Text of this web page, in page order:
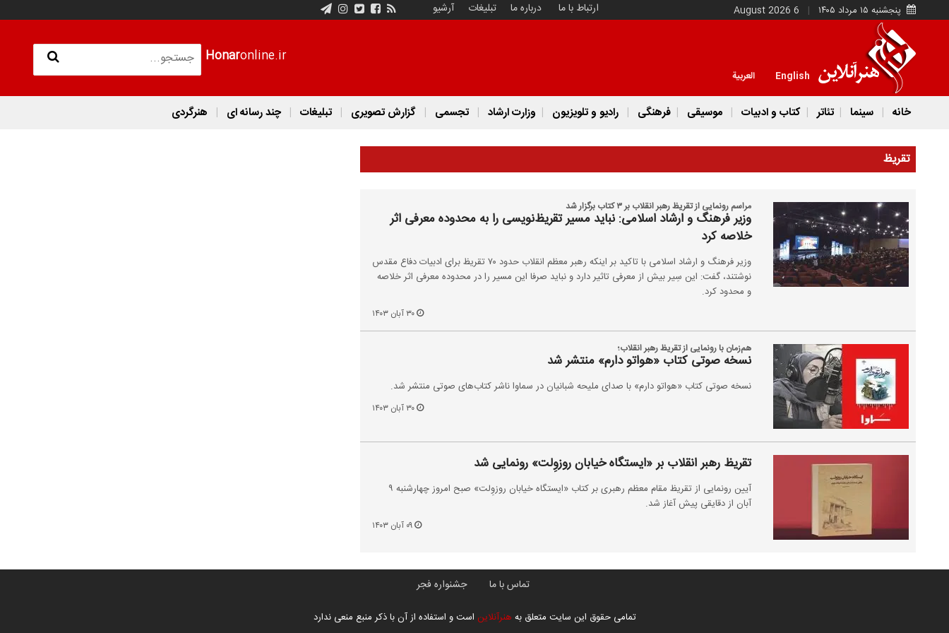
پنجشنبه ۱۵ مرداد ۱۴۰۵ 6 August 2026 ارتباط با ما درباره ما تبلیغات آرشیو
Honaronline.ir
English العربية
خانه سینما تئاتر کتاب و ادبیات موسیقی فرهنگی رادیو و تلویزیون وزارت ارشاد تجسمی گزارش تصویری تبلیغات چند رسانه ای هنرگردی
تقریظ
مراسم رونمایی از تقریظ رهبر انقلاب بر ۳ کتاب برگزار شد
وزیر فرهنگ و ارشاد اسلامی: نباید مسیر تقریظ‌نویسی را به محدوده معرفی اثر
خلاصه کرد
وزیر فرهنگ و ارشاد اسلامی با تاکید بر اینکه رهبر معظم انقلاب حدود ۷۰ تقریظ برای ادبیات دفاع مقدس
نوشتند، گفت: این سِیر بیش از معرفی تاثیر دارد و نباید صرفا این مسیر را در محدوده معرفی اثر خلاصه
و محدود کرد.
۳۰ آبان ۱۴۰۳
هم‌زمان با رونمایی از تقریظ رهبر انقلاب؛
نسخه صوتی کتاب «هواتو دارم» منتشر شد
نسخه صوتی کتاب «هواتو دارم» با صدای ملیحه شبانیان در سماوا ناشر کتاب‌های صوتی منتشر شد.
۳۰ آبان ۱۴۰۳
تقریظ رهبر انقلاب بر «ایستگاه خیابان روزوِلت» رونمایی شد
آیین رونمایی از تقریظ مقام معظم رهبری بر کتاب «ایستگاه خیابان روزوِلت» صبح امروز چهارشنبه ۹
آبان از دقایقی پیش آغاز شد.
۰۹ آبان ۱۴۰۳
تماس با ما جشنواره فجر
تمامی حقوق این سایت متعلق به هنرآنلاین است و استفاده از آن با ذکر منبع منعی ندارد